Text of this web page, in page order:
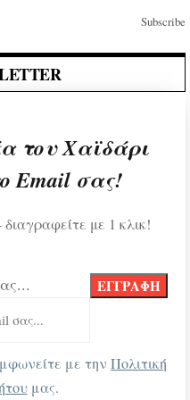
Subscribe
του Χαϊδάρι
Email σας!
με 1 κλικ!
με τηνΠολιτική
μας.